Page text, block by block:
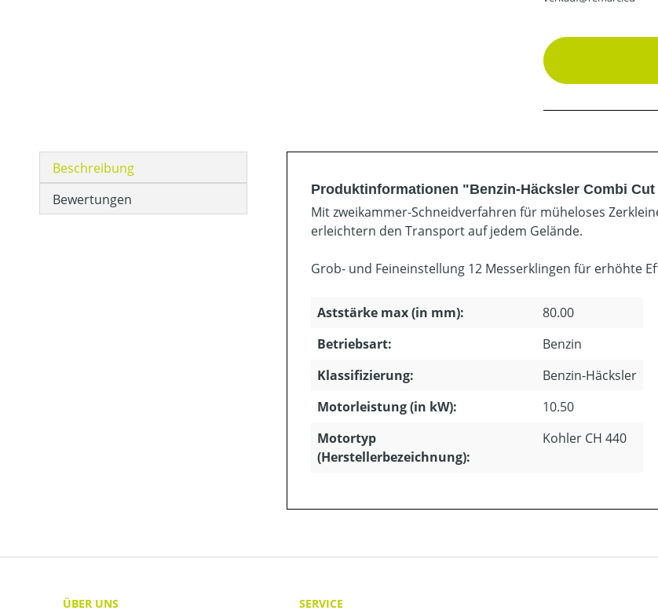
Beschreibung
Bewertungen
Produktinformationen "Benzin-Häcksler Combi Cut
Mit zweikammer-Schneidverfahren für müheloses
erleichtern den Transport auf jedem Gelände.
Grob- und Feineinstellung 12 Messerklingen für erhöhte
Aststärke max (in mm):
80.00
Betriebsart:
Benzin
Klassifizierung:
Benzin-Häcksler
Motorleistung (in kW):
10.50
Motortyp
(Herstellerbezeichnung):
Kohler CH 440
ÜBER UNS
SERVICE